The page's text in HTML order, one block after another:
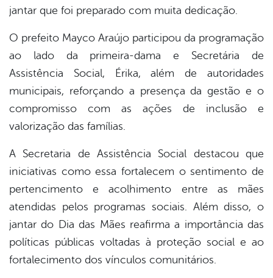
jantar que foi preparado com muita dedicação.
O prefeito Mayco Araújo participou da programação
ao lado da primeira-dama e Secretária de
Assistência Social, Érika, além de autoridades
municipais, reforçando a presença da gestão e o
compromisso com as ações de inclusão e
valorização das famílias.
A Secretaria de Assistência Social destacou que
iniciativas como essa fortalecem o sentimento de
pertencimento e acolhimento entre as mães
atendidas pelos programas sociais. Além disso, o
jantar do Dia das Mães reafirma a importância das
políticas públicas voltadas à proteção social e ao
fortalecimento dos vínculos comunitários.